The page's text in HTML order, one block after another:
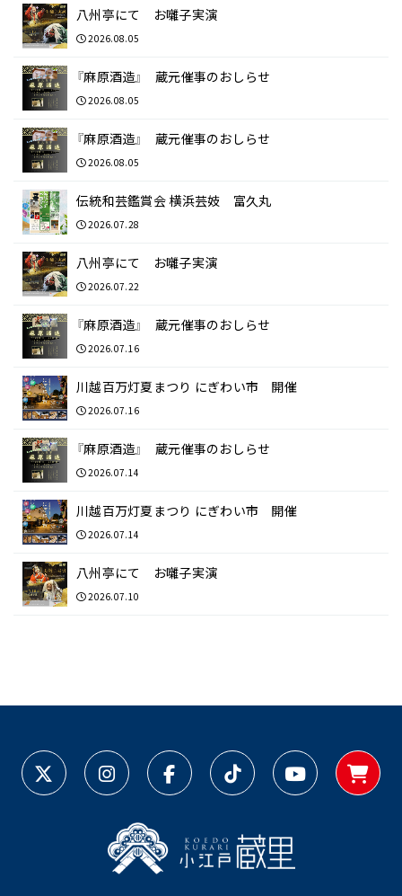
八州亭にて お囃子実演
2026.08.05
『麻原酒造』 蔵元催事のおしらせ
2026.08.05
『麻原酒造』 蔵元催事のおしらせ
2026.08.05
伝統和芸鑑賞会 横浜芸妓 富久丸
2026.07.28
八州亭にて お囃子実演
2026.07.22
『麻原酒造』 蔵元催事のおしらせ
2026.07.16
川越百万灯夏まつり にぎわい市 開催
2026.07.16
『麻原酒造』 蔵元催事のおしらせ
2026.07.14
川越百万灯夏まつり にぎわい市 開催
2026.07.14
八州亭にて お囃子実演
2026.07.10